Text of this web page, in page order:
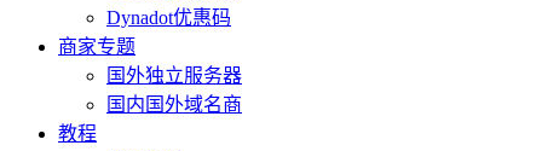
Dynadot优惠码
商家专题
国外独立服务器
国内国外域名商
教程